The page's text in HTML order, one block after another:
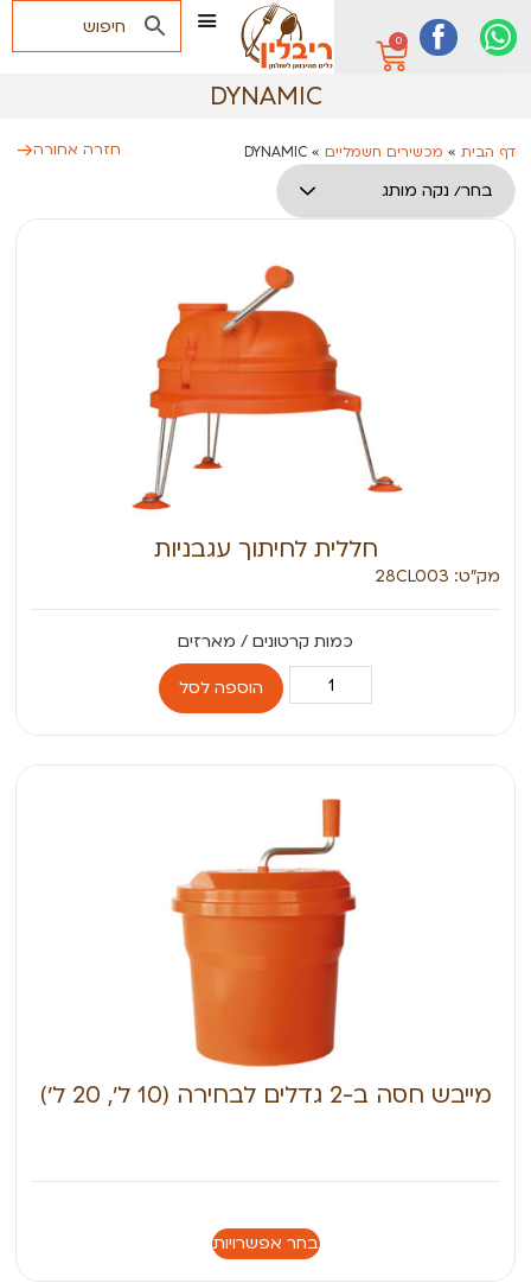
0
DYNAMIC
דף הבית » מכשירים חשמליים »
DYNAMIC חזרה אחורה
חללית לחיתוך עגבניות
מק״ט: 28CL003
הוספה לסל
מייבש חסה ב-2 גדלים לבחירה (10 ל׳, 20 ל׳)
בחר אפשרויות